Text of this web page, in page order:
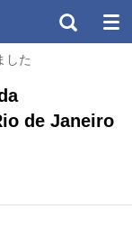
した
de Janeiro